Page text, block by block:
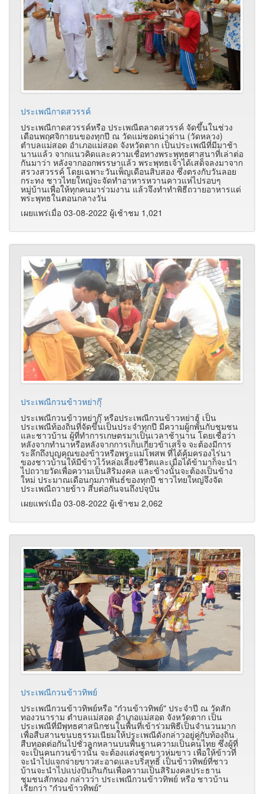
ประเพณีกาดสวรรค์
ประเพณีกาดสวรรค์หรือ ประเพณีตลาดสวรรค์ จัดขึ้นในช่วง
เดือนพฤศจิกายนของทุกปี ณ วัดแม่ซอดน่าด่าน (วัดหลวง)
ตำบลแม่สอด อำเภอแม่สอด จังหวัดตาก เป็นประเพณีที่มีมาช้า
นานแล้ว จากแนวคิดและความเชื่อทางพระพุทธศาสนาที่เล่าต่อ
กันมาว่า หลังจากออกพรรษาแล้ว พระพุทธเจ้าได้เสด็จลงมาจาก
สรวงสวรรค์ โดยเฉพาะวันเพ็ญเดือนสิบสอง ซึ่งตรงกับวันลอย
กระทง ชาวไทยใหญ่จะจัดทำอาหารหวานคาวแห่ไปรอบๆ
หมู่บ้านเพื่อให้ทุกคนมาร่วมงาน แล้วจึงทำทำพิธีถวายอาหารแด่
พระพุทธในตอนกลางวัน
เผยแพร่เมื่อ 03-08-2022 ผู้เช้าชม 1,021
ประเพณีกวนข้าวหย่ากุ๊
ประเพณีกวนข้าวหย่ากุ๊ หรือประเพณีกวนข้าวหย่าฮู้ เป็น
ประเพณีท้องถิ่นที่จัดขึ้นเป็นประจำทุกปี มีความผู้กพันกับชุมชน
และชาวบ้าน ผู้ที่ทำการเกษตรมาเป็นเวลาช้านาน โดยเชื่อว่า
หลังจากทำนาหรือหลังจากการเก็บเกี่ยวข้าเสร็จ จะต้องมีการ
ระลึกถึงบุญคุณของข้าวหรือพระแม่โพสพ ที่ได้คุ้มครองไร่นา
ของชาวบ้านให้มีข้าวไว้หล่อเลี้ยงชีวิตและเมื่อได้ข้ามาก็จะนำ
ไปถวายวัดเพื่อความเป็นสิริมงคล และข้างนั้นจะต้องเป็นข้าง
ใหม่ ประมาณเดือนกุมภาพันธ์ของทุกปี ชาวไทยใหญ่จึงจัด
ประเพณีถวายข้าว สืบต่อกันจนถึงปจุบัน
เผยแพร่เมื่อ 03-08-2022 ผู้เช้าชม 2,062
ประเพณีกวนข้าวทิพย์
ประเพณีกวนข้าวทิพย์หรือ "ก๋วนข้าวทิพย์" ประจำปี ณ วัดสัก
ทองวนาราม ตำบลแม่สอด อำเภอแม่สอด จังหวัดตาก เป็น
ประเพณีที่มีพุทธศาสนิกชนในพื้นที่เข้าร่วมพิธีเป็นจำนวนมาก
เพื่อสืบสานขนบธรรมเนียมให้ประเพณีดังกล่าวอยู่คู่กับท้องถิ่น
สืบทอดต่อกันไปชั่วลูกหลานบนพื้นฐานความเป็นคนไทย ซึ่งผู้ที่
จะเป็นคนกวนข้าวนั้น จะต้องแต่งชุดขาวห่มขาว เพื่อให้ข้าวที่
จะนำไปแจกจ่ายขาวสะอาดและบริสุทธิ์ เป็นข้าวทิพย์ที่ชาว
บ้านจะนำไปแบ่งปันกินกันเพื่อความเป็นสิริมงคลประธาน
ชุมชนสักทอง กล่าวว่า ประเพณีกวนข้าวทิพย์ หรือ ชาวบ้าน
เรียกว่า "ก๋วนข้าวทิพย์"